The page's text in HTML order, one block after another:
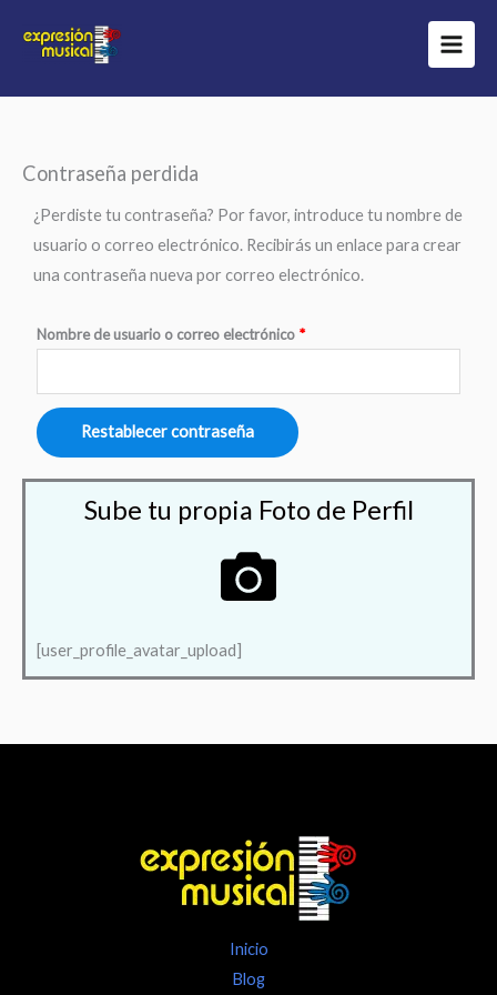
Contraseña perdida
¿Perdiste tu contraseña? Por favor, introduce tu nombre de
usuario o correo electrónico. Recibirás un enlace para crear
una contraseña nueva por correo electrónico.
Nombre de usuario o correo electrónico *
Obligatorio
Restablecer contraseña
Sube tu propia Foto de Perfil
[user_profile_avatar_upload]
Inicio
Blog